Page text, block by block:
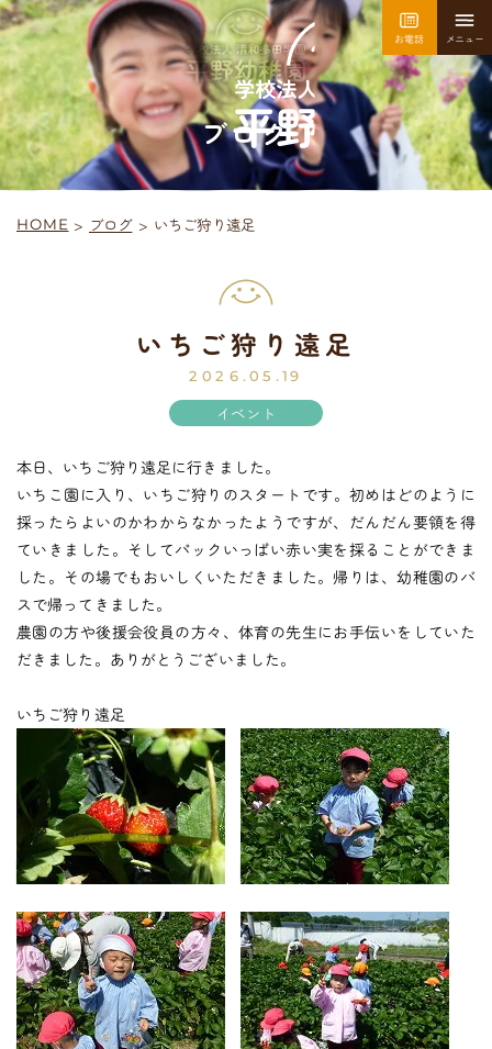
園について 園での生活
平 野 幼 稚 園
入園案内
未 就 園
つくしの会
時間外 お 預 か り
課外授業
お知らせ ブログ
フォトギャラリー よくあるご質問
プライバシーポリシー
お気軽にご相談ください
お電話 メニュー
ブログ
HOME > ブログ > いちご狩り遠足
いちご狩り遠足
2026.05.19
イベント
本日、いちご狩り遠足に行きました。
いちこ園に入り、いちご狩りのスタートです。初めはどのように
採ったらよいのかわからなかったようですが、だんだん要領を得
ていきました。そしてパックいっぱい赤い実を採ることができま
した。その場でもおいしくいただきました。帰りは、幼稚園のバ
スで帰ってきました。
農園の方や後援会役員の方々、体育の先生にお手伝いをしていた
だきました。ありがとうございました。
いちご狩り遠足